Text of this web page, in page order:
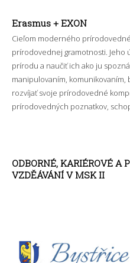
Erasmus + EXON
Cieľom moderného
prírodovednej gramotnosti. Jeho
prírodu a naučiť ich ako ju
manipulovaním, komunikovaním,
rozvíjať svoje prírodovedné
prírodovedných poznatkov,
ODBORNÉ, KARIÉROVÉ A
VZDĚÁVÁNÍ V MSK II